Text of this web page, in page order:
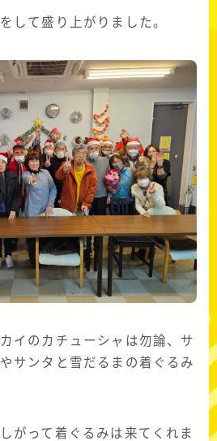
して盛り上がりました。
イのカチューシャは勿論、サ
サンタと雪だるまの着ぐるみ
がって着ぐるみは来てくれま